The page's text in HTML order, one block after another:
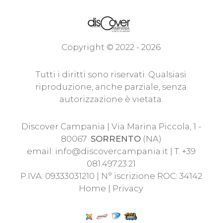
Copyright © 2022 - 2026
Tutti i diritti sono riservati. Qualsiasi
riproduzione, anche parziale, senza
autorizzazione è vietata.
Discover Campania | Via Marina Piccola, 1 -
80067 SORRENTO(NA)
email: info@discovercampania.it | T. +39
081.497.23.21
P.IVA: 09333031210 | N° iscrizione ROC: 34142
Home | Privacy